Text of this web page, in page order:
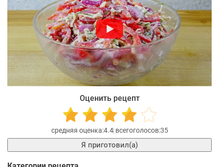
Оценить рецепт
4.4 35
Я приготовил(а)